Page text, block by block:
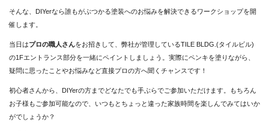
そんな、DIYerなら誰もがぶつかる塗装へのお悩みを解決できるワークショップを開
催します。
当日はプロの職人さんをお招きして、弊社が管理しているTILE BLDG.(タイルビル)
の1Fエントランス部分を一緒にペイントしましょう。実際にペンキを塗りながら、
疑問に思ったことやお悩みなど直接プロの方へ聞くチャンスです！
初心者さんから、DIYerの方までどなたでも手ぶらでご参加いただけます。もちろん
お子様もご参加可能なので、いつもとちょっと違った家族時間を楽しんでみてはいか
がでしょうか？